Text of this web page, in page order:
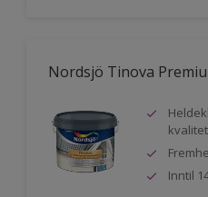
Nordsjö Tinova
kvalitet
Inntil